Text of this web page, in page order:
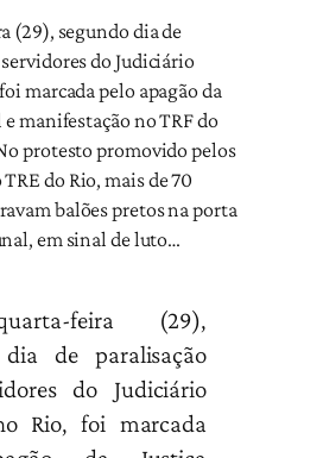
(29), segundo dia de
do Judiciário
marcada pelo apagão da
manifestação no TRF do
protesto promovido pelos
do Rio, mais de 70
balões pretos na porta
em sinal de luto…
feira (29),
dia de paralisação
do Judiciário
Rio, foi marcada